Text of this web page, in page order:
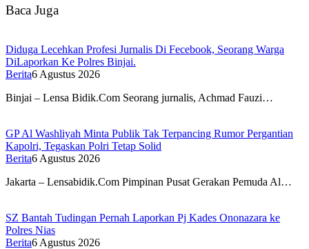
Baca Juga
Diduga Lecehkan Profesi Jurnalis Di Fecebook, Seorang Warga
DiLaporkan Ke Polres Binjai.
Berita6 Agustus 2026
Binjai – Lensa Bidik.Com Seorang jurnalis, Achmad Fauzi…
GP Al Washliyah Minta Publik Tak Terpancing Rumor Pergantian
Kapolri, Tegaskan Polri Tetap Solid
Berita6 Agustus 2026
Jakarta – Lensabidik.Com Pimpinan Pusat Gerakan Pemuda Al…
SZ Bantah Tudingan Pernah Laporkan Pj Kades Ononazara ke
Polres Nias
Berita6 Agustus 2026